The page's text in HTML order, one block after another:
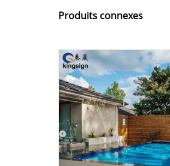
Produits connexes